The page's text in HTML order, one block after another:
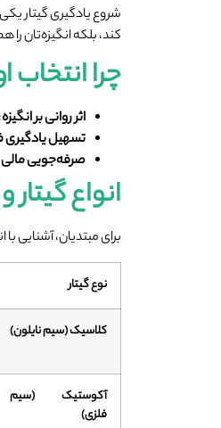
شروع یادگیری گیتار
کند، بلکه انگیزه‌تان
چرا انتخاب
اثر روانی بر انگیزه
تسهیل یادگیری
صرفه‌جویی مالی
انواع
برای مبتدیان، آشنایی
نوع گیتار
کلاسیک (سیم نایلون)
آکوستیک (سیم
فلزی)